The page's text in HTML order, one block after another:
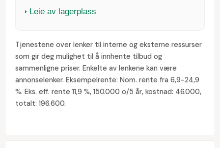
Leie av lagerplass
Tjenestene over lenker til interne og eksterne ressurser
som gir deg mulighet til å innhente tilbud og
sammenligne priser. Enkelte av lenkene kan være
annonselenker. Eksempelrente: Nom. rente fra 6,9-24,9
%. Eks. eff. rente 11,9 %, 150.000 o/5 år, kostnad: 46.000,
totalt: 196.600.